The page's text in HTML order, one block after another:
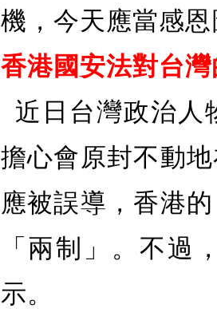
機，今天應當感
香港國安法對台
近日台灣政治人
擔心會原封不動
應被誤導，香港
「兩制」。不過
示。